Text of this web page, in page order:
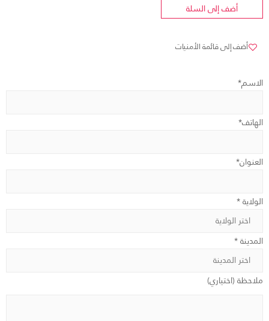
أضف إلى السلة
أضف إلى قائمة الأمنيات
الاسم*
الهاتف*
العنوان*
الولاية *
المدينة *
ملاحظة (اختياري)